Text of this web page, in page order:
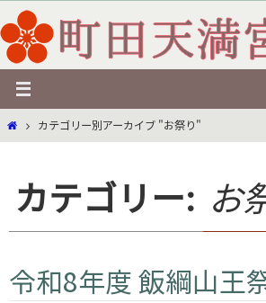
ン
テ
ツ
へ
ホ
ー
カテゴリー別アーカイブ "お祭り"
カテゴリー: お
令和8年度 飯綱山王